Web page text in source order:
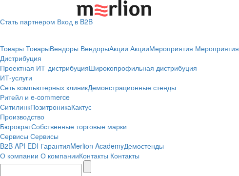
Стать партнером Вход в B2B
Товары ТоварыВендоры ВендорыАкции АкцииМероприятия Мероприятия
Дистрибуция
Проектная ИТ-дистрибуцияШирокопрофильная дистрибуция
ИТ-услуги
Сеть компьютерных клиникДемонстрационные стенды
Ритейл и e-commerce
СитилинкПозитроникаКактус
Производство
БюрократСобственные торговые марки
Сервисы Сервисы
B2B API EDI ГарантияMerlion AcademyДемостенды
О компании О компанииКонтакты Контакты